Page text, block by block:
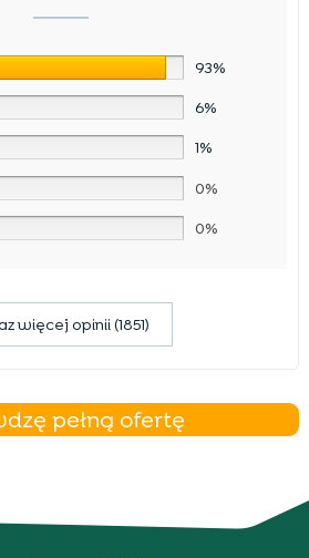
93%
6%
1%
0%
0%
więcej opinii (1851)
pełną ofertę